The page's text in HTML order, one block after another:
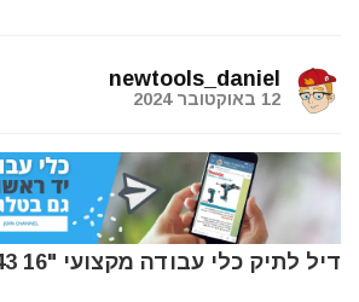
newtools_daniel
12 באוקטובר 2024
דיל לתיק כלי עבודה מקצועי "16 DEWALT DG5543